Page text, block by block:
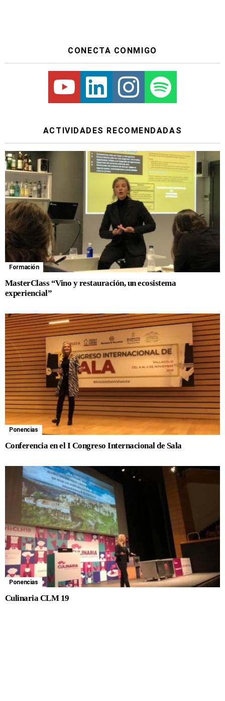
CONECTA CONMIGO
Youtube Linkedin Instagram Spotify
ACTIVIDADES RECOMENDADAS
Formación
MasterClass “Vino y restauración, un ecosistema
experiencial”
Ponencias
Conferencia en el I Congreso Internacional de Sala
Ponencias
Culinaria CLM 19